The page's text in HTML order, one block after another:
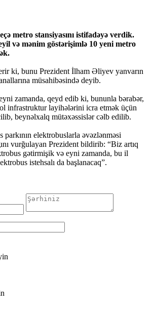
metro stansiyasını istifadəyə verdik.
və mənim göstərişimlə 10 yeni metro
ki, bunu Prezident İlham Əliyev yanvarın
müsahibəsində deyib.
zamanda, qeyd edib ki, bununla bərabər,
infrastruktur layihələrini icra etmək üçün
beynəlxalq mütəxəssislər cəlb edilib.
parkının elektrobuslarla əvəzlənməsi
vurğulayan Prezident bildirib: “Biz artıq
gətirmişik və eyni zamanda, bu il
istehsalı da başlanacaq”.